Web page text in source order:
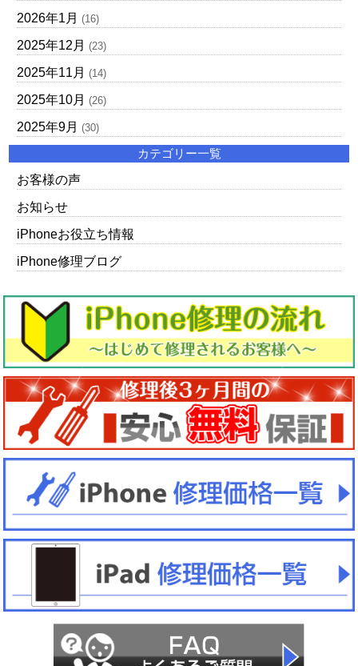
2026年1月 (16)
2025年12月 (23)
2025年11月 (14)
2025年10月 (26)
2025年9月 (30)
カテゴリー一覧
お客様の声
お知らせ
iPhoneお役立ち情報
iPhone修理ブログ